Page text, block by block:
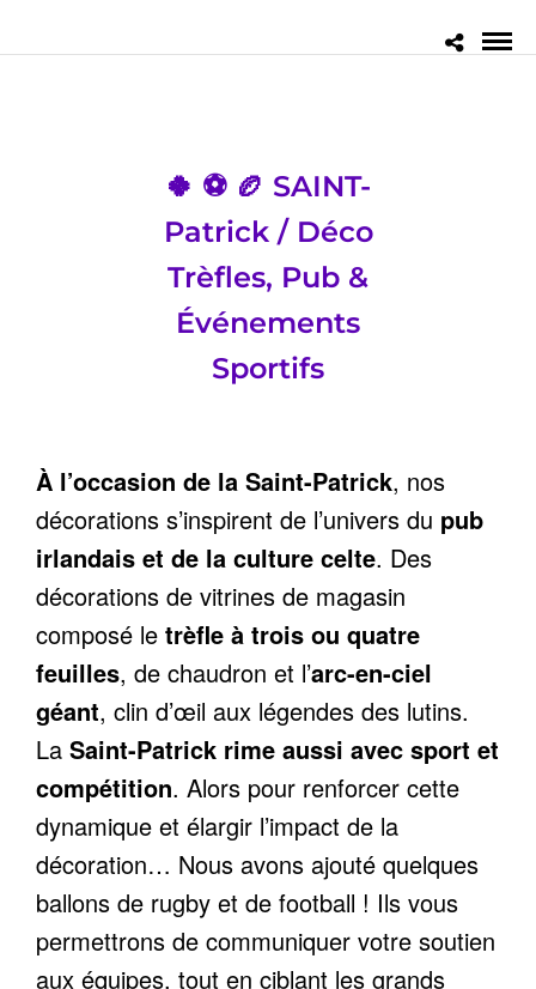
🍀 ⚽ 🏉 SAINT-
Patrick / Déco
Trèfles, Pub &
Événements
Sportifs
À l’occasion de la Saint-Patrick, nos
décorations s’inspirent de l’univers du pub
irlandais et de la culture celte. Des
décorations de vitrines de magasin
composé le trèfle à trois ou quatre
feuilles, de chaudron et l’arc-en-ciel
géant, clin d’œil aux légendes des lutins.
La Saint-Patrick rime aussi avec sport et
compétition. Alors pour renforcer cette
dynamique et élargir l’impact de la
décoration… Nous avons ajouté quelques
ballons de rugby et de football ! Ils vous
permettrons de communiquer votre soutien
aux équipes, tout en ciblant les grands